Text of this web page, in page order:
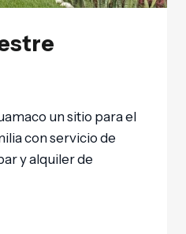
un sitio para el
con servicio de
y alquiler de